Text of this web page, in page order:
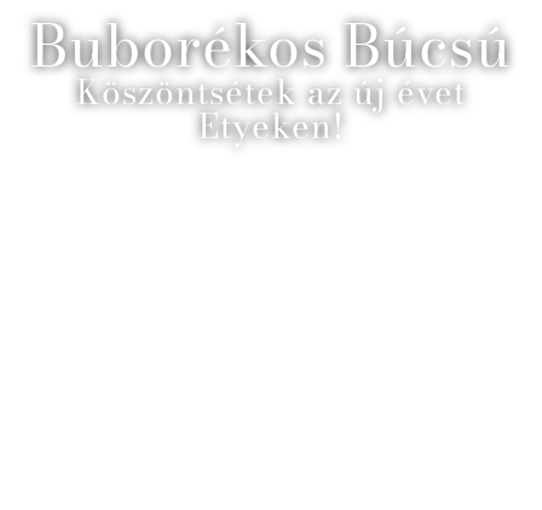
Buborékos Búcsú
Köszöntsétek az új évet
Etyeken!